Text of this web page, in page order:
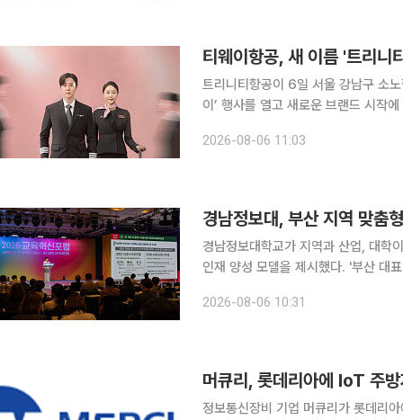
티웨이항공, 새 이름 '트리
트리니티항공이 6일 서울 강남구 소
이’ 행사를 열고 새로운 브랜드 시
정체성과 향후 서비스혁신 방향을 대
2026-08-06 11:03
경남정보대, 부산 지역 맞춤
경남정보대학교가 지역과 산업, 대학
인재 양성 모델을 제시했다. '부산 대표 커뮤니티 칼리지' 경남정보대학교는 앵커사업단이 최근 부산
2026-08-06 10:31
머큐리, 롯데리아에 IoT 주
정보통신장비 기업 머큐리가 롯데리